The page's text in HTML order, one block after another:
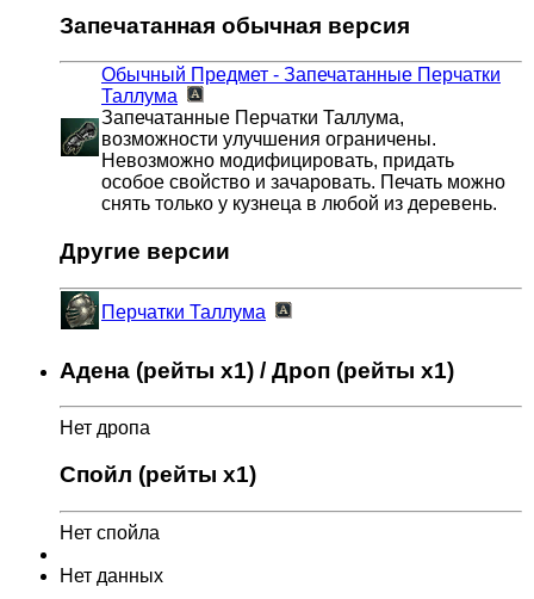
Запечатанная обычная версия
Обычный Предмет - Запечатанные Перчатки
Таллума
Запечатанные Перчатки Таллума,
возможности улучшения ограничены.
Невозможно модифицировать, придать
особое свойство и зачаровать. Печать можно
снять только у кузнеца в любой из деревень.
Другие версии
Перчатки Таллума
Адена (рейты x1) / Дроп (рейты x1)
Нет дропа
Спойл (рейты x1)
Нет спойла
Нет данных